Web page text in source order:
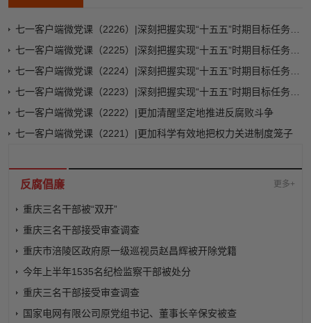
七一客户端微党课（2222）|更加清醒坚定地推进反腐败斗争
七一客户端微党课（2221）|更加科学有效地把权力关进制度笼子
反腐倡廉 更多+
重庆三名干部被“双开”
重庆三名干部接受审查调查
重庆市涪陵区政府原一级巡视员赵昌辉被开除党籍
今年上半年1535名纪检监察干部被处分
重庆三名干部接受审查调查
国家电网有限公司原党组书记、董事长辛保安被查